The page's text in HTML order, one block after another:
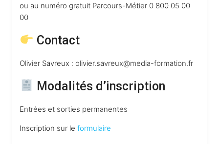
ou au numéro gratuit Parcours-Métier 0 800 05 00
00
Contact
Olivier Savreux : olivier.savreux@media-formation.fr
Modalités d’inscription
Entrées et sorties permanentes
Inscription sur le formulaire